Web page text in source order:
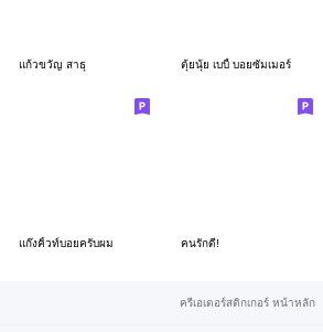
แก้วขวัญ สาธุ ตุ้ยนุ้ย เบบี้ บอยซัมเมอร์
แก๊งคิ้วท์บอยครับผม คนรักดี!
ครีเอเตอร์สติกเกอร์ หน้าหลัก